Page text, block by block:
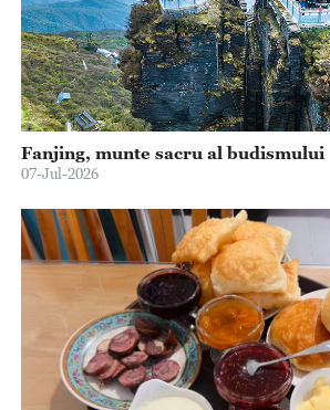
Fanjing, munte sacru al budismului
07-Jul-2026